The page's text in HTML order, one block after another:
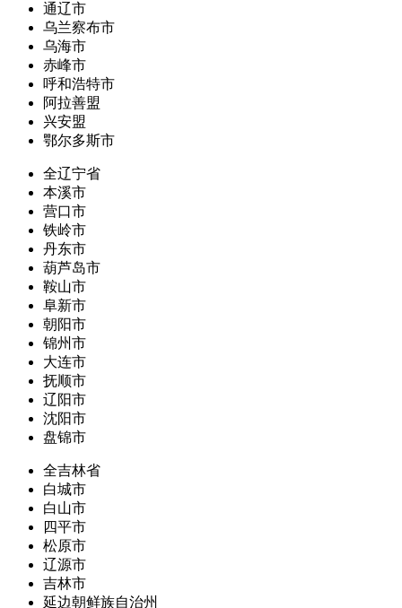
通辽市
乌兰察布市
乌海市
赤峰市
呼和浩特市
阿拉善盟
兴安盟
鄂尔多斯市
全辽宁省
本溪市
营口市
铁岭市
丹东市
葫芦岛市
鞍山市
阜新市
朝阳市
锦州市
大连市
抚顺市
辽阳市
沈阳市
盘锦市
全吉林省
白城市
白山市
四平市
松原市
辽源市
吉林市
延边朝鲜族自治州